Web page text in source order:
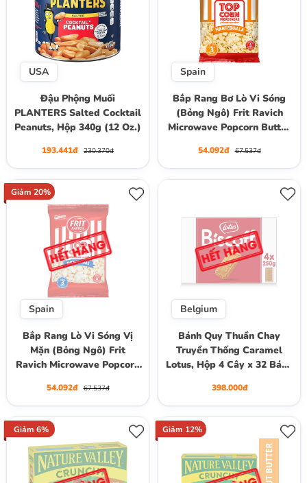
USA
Đậu Phộng Muối
PLANTERS Salted Cocktail
Peanuts, Hộp 340g (12 Oz.)
193.441đ 230.370đ
Spain
Bắp Rang Bơ Lò Vi Sóng
(Bỏng Ngô) Frit Ravich
Microwave Popcorn Butter
54.092đ 67.537đ
Giảm 20%
Spain
Bắp Rang Lò Vi Sóng Vị
Mặn (Bỏng Ngô) Frit
Ravich Microwave Popcorn
54.092đ 67.537đ
Belgium
Bánh Quy Thuần Chay
Truyền Thống Caramel
Lotus, Hộp 4 Cây x 32 Bánh
398.000đ
Giảm 6% Giảm 12%